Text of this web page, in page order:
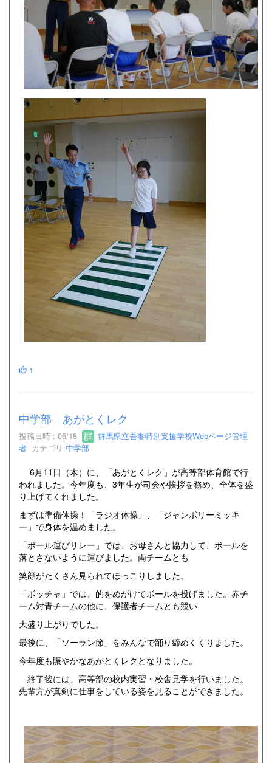
1
中学部 あがとくレク
投稿日時 : 06/18
群馬県立吾妻特別支援学校Webページ管理
者 カテゴリ:中学部
6月11日（木）に、「あがとくレク」が高等部体育館で行
われました。今年度も、3年生が司会や挨拶を務め、全体を盛
り上げてくれました。
まずは準備体操！「ラジオ体操」、「ジャンボリーミッキ
ー」で身体を温めました。
「ボール運びリレー」では、お母さんと協力して、ボールを
落とさないように運びました。両チームとも
笑顔がたくさん見られてほっこりしました。
「ボッチャ」では、的をめがけてボールを投げました。赤チ
ーム対青チームの他に、保護者チームとも競い
大盛り上がりでした。
最後に、「ソーラン節」をみんなで踊り締めくくりました。
今年度も賑やかなあがとくレクとなりました。
終了後には、高等部の校内実習・校舎見学を行いました。
先輩方が真剣に仕事をしている姿を見ることができました。